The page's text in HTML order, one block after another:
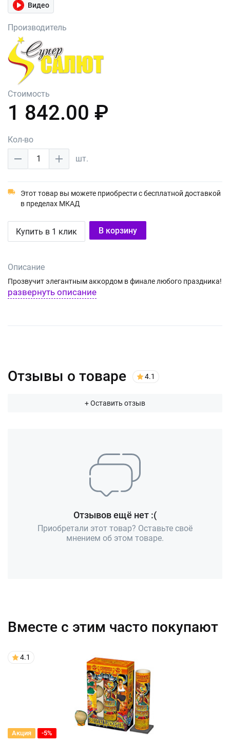
Видео
Производитель
Стоимость
1 842.00 ₽
Кол-во
1
шт.
Этот товар вы можете приобрести с бесплатной доставкой
в пределах МКАД
Купить в 1 клик В корзину
Описание
Прозвучит элегантным аккордом в финале любого праздника!
развернуть описание
Отзывы о товаре 4.1
+ Оставить отзыв
Отзывов ещё нет :(
Приобретали этот товар? Оставьте своё
мнением об этом товаре.
Вместе с этим часто покупают
4.1
Акция -5%